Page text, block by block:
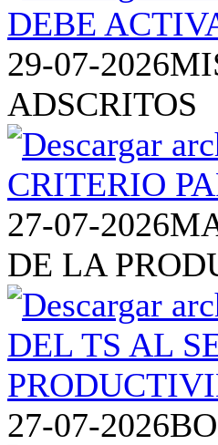
29-07-2026
ADSCRITOS
27-07-2026
DE LA
27-07-2026